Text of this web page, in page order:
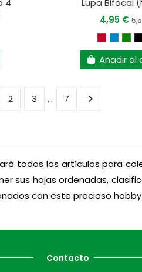
4,95 €
Añadir al
2 3 … 7
todos los artículos para
sus hojas ordenadas,
con este precioso
Contacto